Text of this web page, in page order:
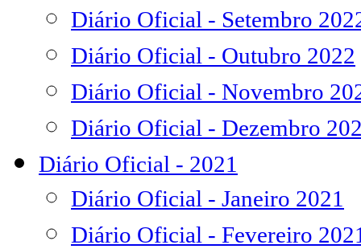
Diário Oficial - Setembro
Diário Oficial - Outubro 2022
Diário Oficial - Novembro
Diário Oficial - Dezembro
Diário Oficial - 2021
Diário Oficial - Janeiro 2021
Diário Oficial - Fevereiro